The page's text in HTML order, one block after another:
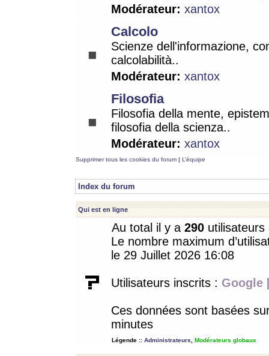
Modérateur: xantox
Calcolo
Scienze dell'informazione,
calcolabilità..
Modérateur: xantox
Filosofia
Filosofia della mente,
filosofia della scienza..
Modérateur: xantox
Supprimer tous les cookies du forum | L’équipe
Index du forum
Qui est en ligne
Au total il y a 290
Le nombre maximum
le 29 Juillet 2026 16:08
Utilisateurs inscrits : Google
Ces données sont basées
minutes
Légende :: Administrateurs Modérateurs globaux